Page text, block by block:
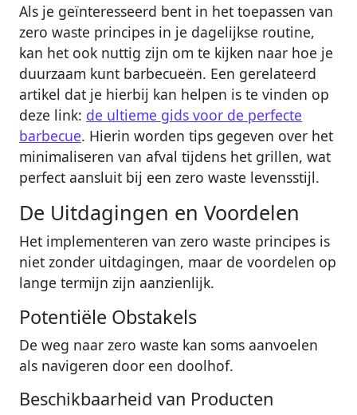
Als je geïnteresseerd bent in het toepassen van
zero waste principes in je dagelijkse routine,
kan het ook nuttig zijn om te kijken naar hoe je
duurzaam kunt barbecueën. Een gerelateerd
artikel dat je hierbij kan helpen is te vinden op
deze link: de ultieme gids voor de perfecte
barbecue. Hierin worden tips gegeven over het
minimaliseren van afval tijdens het grillen, wat
perfect aansluit bij een zero waste levensstijl.
De Uitdagingen en Voordelen
Het implementeren van zero waste principes is
niet zonder uitdagingen, maar de voordelen op
lange termijn zijn aanzienlijk.
Potentiële Obstakels
De weg naar zero waste kan soms aanvoelen
als navigeren door een doolhof.
Beschikbaarheid van Producten